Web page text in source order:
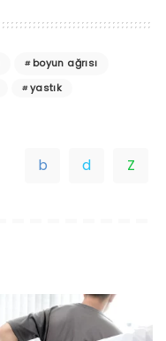
boyun ağrısı
yastık